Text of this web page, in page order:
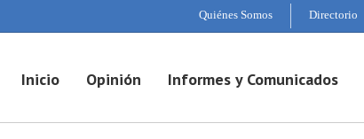
Quiénes Somos Directorio
Inicio Opinión Informes y Comunicados